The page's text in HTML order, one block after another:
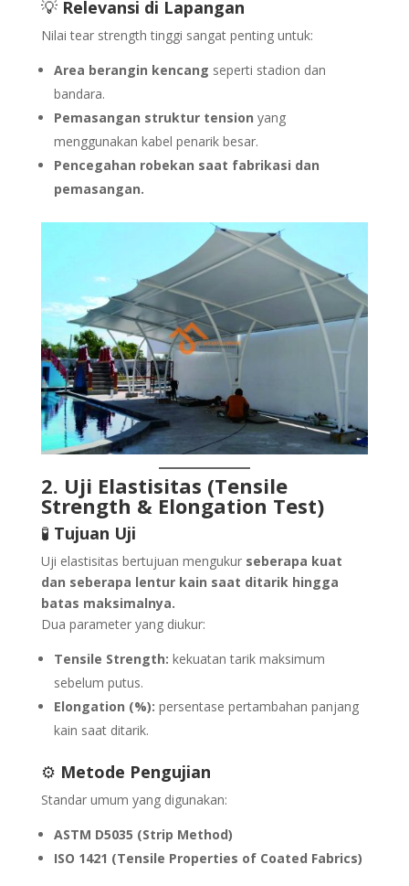
💡 Relevansi di Lapangan
Nilai tear strength tinggi sangat penting untuk:
Area berangin kencang seperti stadion dan
bandara.
Pemasangan struktur tension yang
menggunakan kabel penarik besar.
Pencegahan robekan saat fabrikasi dan
pemasangan.
2. Uji Elastisitas (Tensile
Strength & Elongation Test)
🧪 Tujuan Uji
Uji elastisitas bertujuan mengukur seberapa kuat
dan seberapa lentur kain saat ditarik hingga
batas maksimalnya.
Dua parameter yang diukur:
Tensile Strength: kekuatan tarik maksimum
sebelum putus.
Elongation (%): persentase pertambahan panjang
kain saat ditarik.
⚙️ Metode Pengujian
Standar umum yang digunakan:
ASTM D5035 (Strip Method)
ISO 1421 (Tensile Properties of Coated Fabrics)